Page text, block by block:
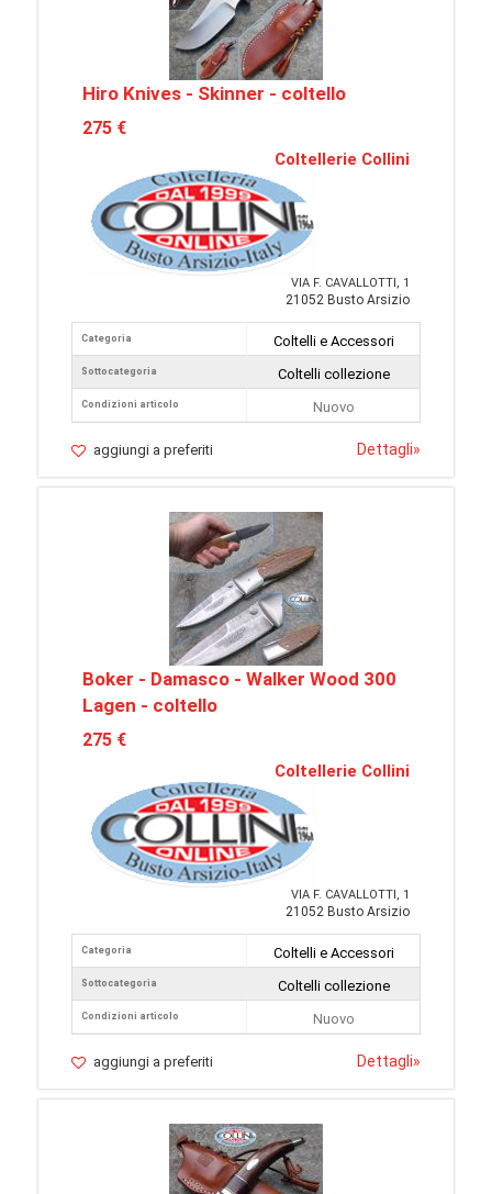
Hiro Knives - Skinner - coltello
275 €
Coltellerie Collini
VIA F. CAVALLOTTI, 1
21052 Busto Arsizio
Categoria
Sottocategoria
Condizioni articolo
Coltelli e Accessori
Coltelli collezione
Nuovo
aggiungi a preferiti Dettagli»
Boker - Damasco - Walker Wood 300
Lagen - coltello
275 €
Coltellerie Collini
VIA F. CAVALLOTTI, 1
21052 Busto Arsizio
Categoria
Sottocategoria
Condizioni articolo
Coltelli e Accessori
Coltelli collezione
Nuovo
aggiungi a preferiti Dettagli»